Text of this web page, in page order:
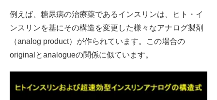
例えば、糖尿病の治療薬であるインスリンは、ヒト・イ
ンスリンを基にその構造を変更した様々なアナログ製剤
（analog product）が作られています。この場合の
originalとanalogueの関係に似ています。